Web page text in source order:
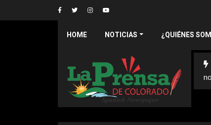
HOME NOTICIAS ¿QUIÉNES